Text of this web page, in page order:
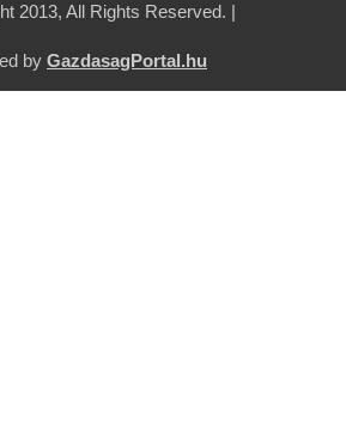
2013, All Rights Reserved. |
by GazdasagPortal.hu